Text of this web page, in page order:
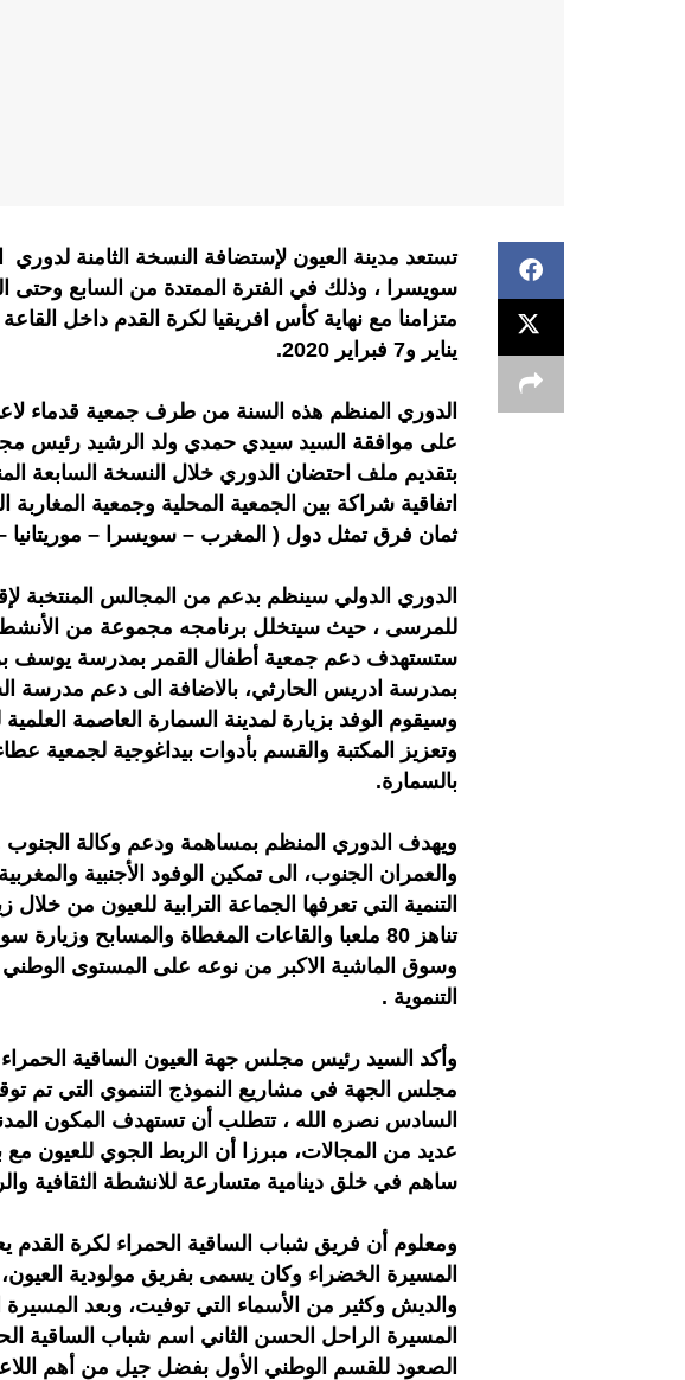
تستعد مدينة العيون لإستضافة النسخة الثامنة
سويسرا ، وذلك في الفترة الممتدة من السابع وحتى
يناير و7 فبراير 2020.
الدوري المنظم هذه السنة من طرف جمعية قدماء
على موافقة السيد سيدي حمدي ولد الرشيد رئيس
بتقديم ملف احتضان الدوري خلال النسخة السابعة
اتفاقية شراكة بين الجمعية المحلية وجمعية
ثمان فرق تمثل دول ( المغرب – سويسرا –
الدوري الدولي سينظم بدعم من المجالس المنتخبة
للمرسى ، حيث سيتخلل برنامجه مجموعة من الأنشطة
ستستهدف دعم جمعية أطفال القمر بمدرسة يوسف
بمدرسة ادريس الحارثي، بالاضافة الى دعم مدرسة
وسيقوم الوفد بزيارة لمدينة السمارة العاصمة العلمية
وتعزيز المكتبة والقسم بأدوات بيداغوجية لجمعية
بالسمارة.
ويهدف الدوري المنظم بمساهمة ودعم وكالة
والعمران الجنوب، الى تمكين الوفود الأجنبية
التنمية التي تعرفها الجماعة الترابية للعيون من
تناهز 80 ملعبا والقاعات المغطاة والمسابح
وسوق الماشية الاكبر من نوعه على المستوى الوطني
التنموية .
وأكد السيد رئيس مجلس جهة العيون الساقية
مجلس الجهة في مشاريع النموذج التنموي التي تم
السادس نصره الله ، تتطلب أن تستهدف المكون
عديد من المجالات، مبرزا أن الربط الجوي للعيون
ساهم في خلق دينامية متسارعة للانشطة الثقافية
ومعلوم أن فريق شباب الساقية الحمراء لكرة
المسيرة الخضراء وكان يسمى بفريق مولودية
والديش وكثير من الأسماء التي توفيت، وبعد
المسيرة الراحل الحسن الثاني اسم شباب الساقية
الصعود للقسم الوطني الأول بفضل جيل من أهم